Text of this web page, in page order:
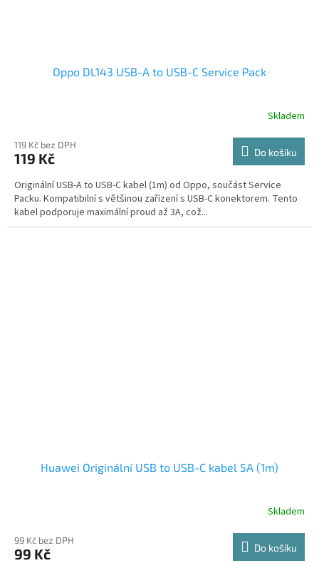
Oppo DL143 USB-A to USB-C Service Pack
Skladem
119 Kč bez DPH
119 Kč Do košíku
Originální USB-A to USB-C kabel (1m) od Oppo, součást Service
Packu. Kompatibilní s většinou zařízení s USB-C konektorem. Tento
kabel podporuje maximální proud až 3A, což...
Huawei Originální USB to USB-C kabel 5A (1m)
Skladem
99 Kč bez DPH
99 Kč Do košíku